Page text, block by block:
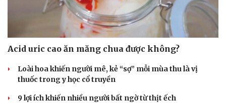
Acid uric cao ăn măng chua được không?
Loài hoa khiến người mê, kẻ “sợ” mỗi mùa thu là vị
thuốc trong y học cổ truyền
9 lợi ích khiến nhiều người bất ngờ từ thịt ếch